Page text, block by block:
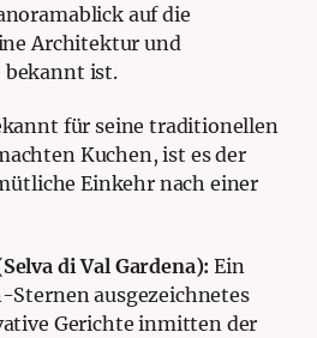
auf die
Architektur und
bekannt ist.
für seine traditionellen
Kuchen, ist es der
Einkehr nach einer
di Val Gardena): Ein
ausgezeichnetes
Gerichte inmitten der